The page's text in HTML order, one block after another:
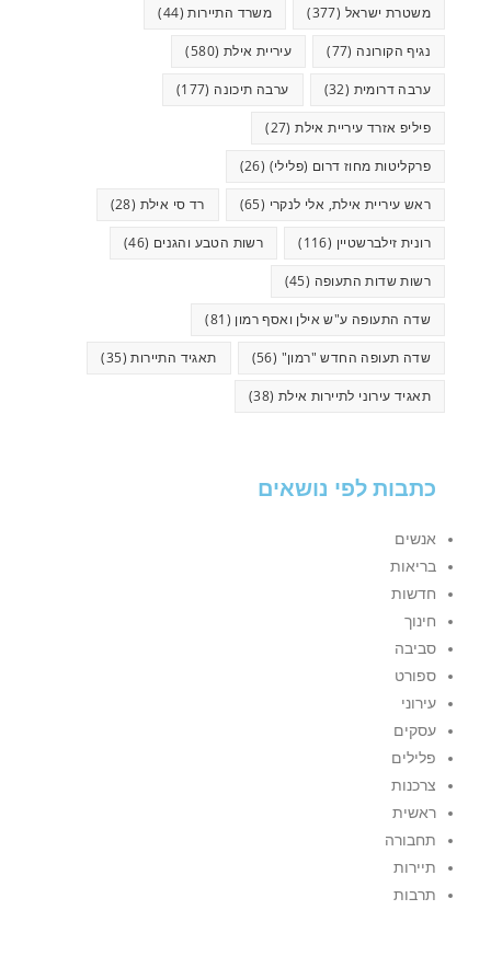
משטרת ישראל (377) משרד התיירות(44)
נגיף הקורונה (77) עיריית אילת (580)
ערבה דרומית (32) ערבה תיכונה (177)
פיליפ אזרד עיריית אילת(27)
פרקליטות מחוז דרום (פלילי) (26)
ראש עיריית אילת, אלי לנקרי (65) רד סי אילת (28)
רונית זילברשטיין (116) רשות הטבע והגנים (46)
רשות שדות התעופה (45)
שדה התעופה ע"ש אילן ואסף רמון (81)
שדה תעופה החדש "רמון" (56) תאגיד התיירות(35)
תאגיד עירוני לתיירות אילת (38)
כתבות לפי נושאים
אנשים
בריאות
חדשות
חינוך
סביבה
ספורט
עירוני
עסקים
פלילים
צרכנות
ראשית
תחבורה
תיירות
תרבות